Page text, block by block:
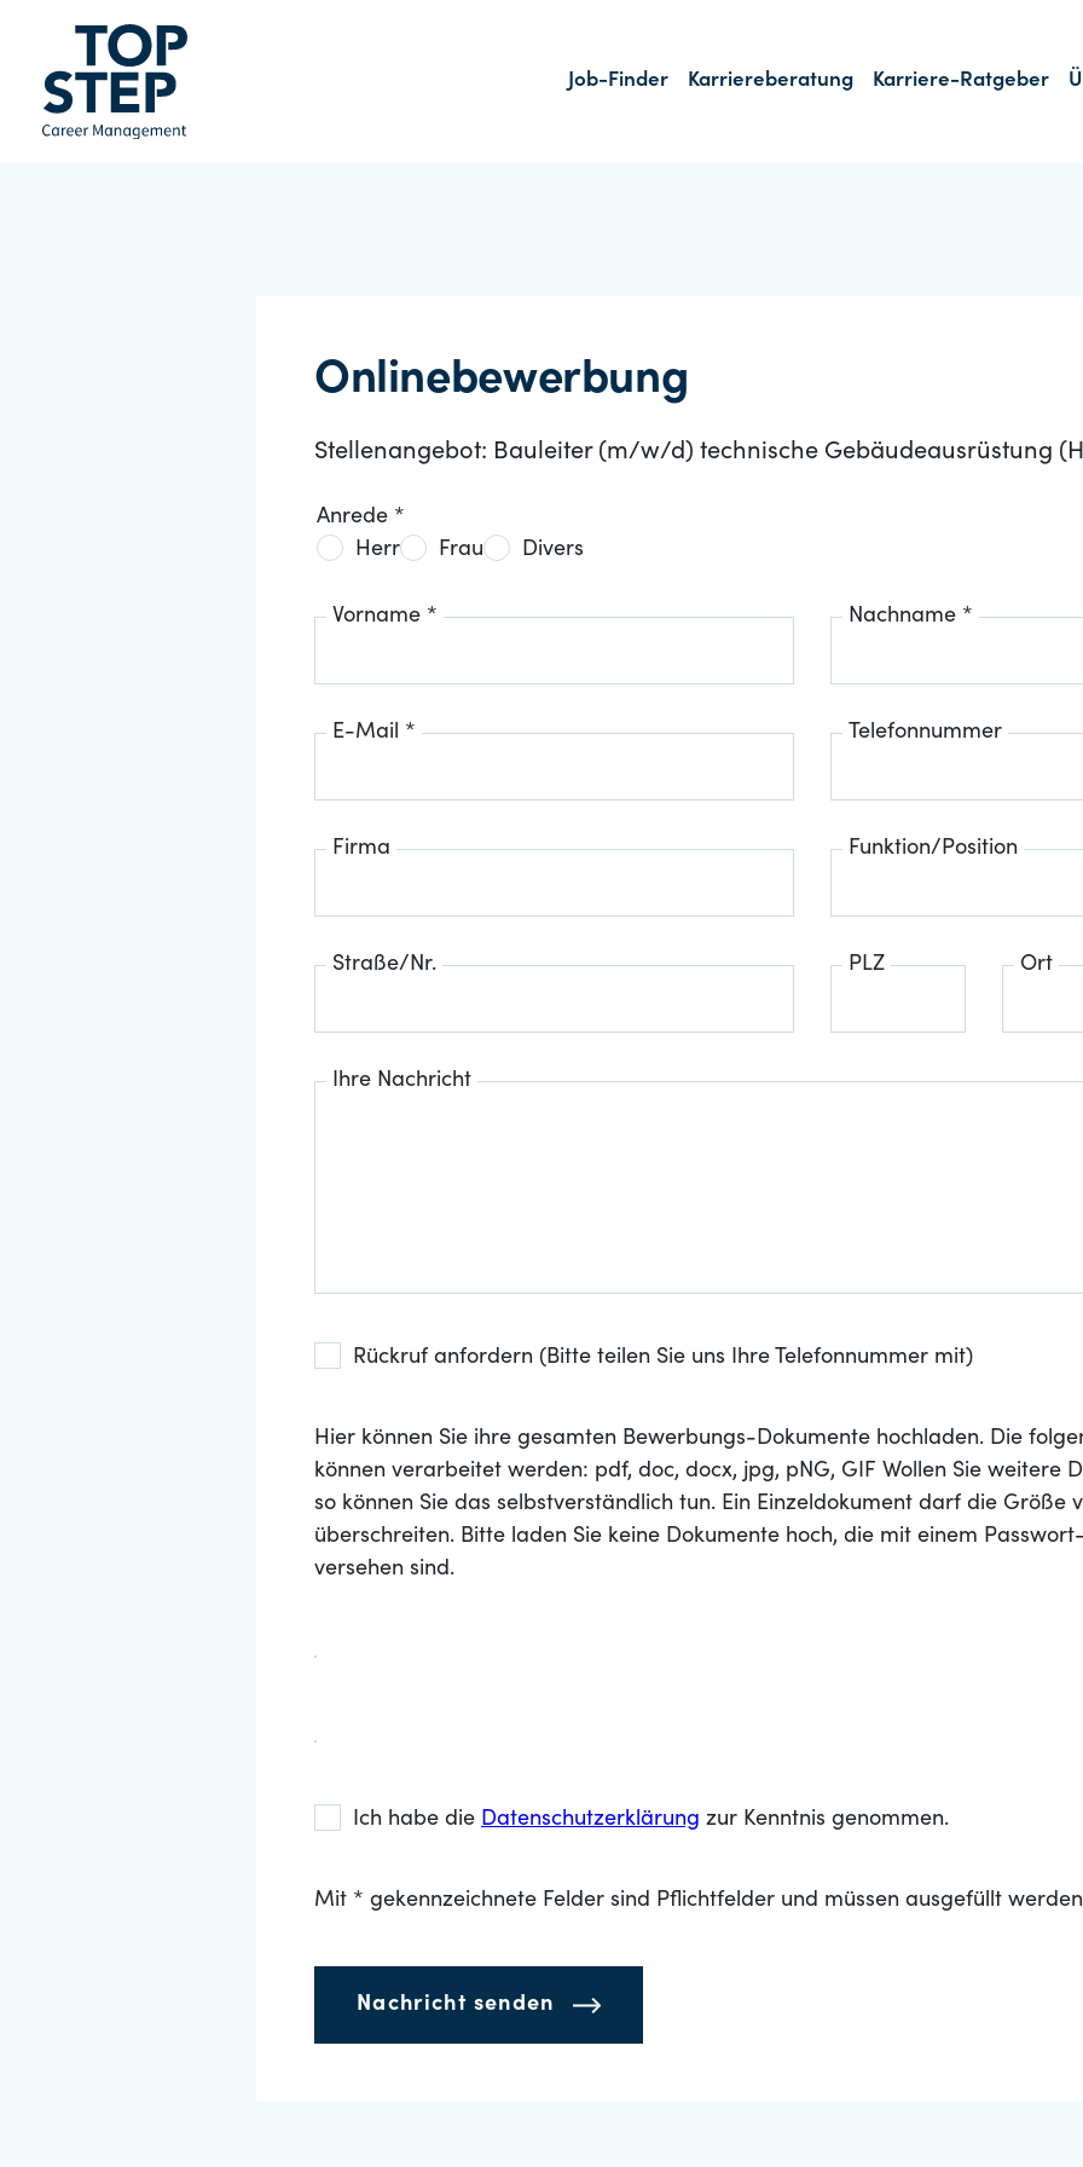
Job-Finder Karriereberatung Karriere-Ratgeber
Onlinebewerbung
Stellenangebot: Bauleiter (m/w/d) technische Gebäudeausrüstung
Anrede *
Herr
Frau Divers
Vorname * Nachname *
E-Mail * Telefonnummer
Firma Funktion/Position
Straße/Nr. PLZ Ort
Ihre Nachricht
Rückruf anfordern (Bitte teilen Sie uns Ihre Telefonnummer mit)
Hier können Sie ihre gesamten Bewerbungs-Dokumente hochladen. Die
können verarbeitet werden: pdf, doc, docx, jpg, pNG, GIF Wollen Sie weitere
so können Sie das selbstverständlich tun. Ein Einzeldokument darf die Größe
überschreiten. Bitte laden Sie keine Dokumente hoch, die mit einem
versehen sind.
Ich habe die Datenschutzerklärung zur Kenntnis genommen.
Mit * gekennzeichnete Felder sind Pflichtfelder und müssen ausgefüllt
Nachricht senden